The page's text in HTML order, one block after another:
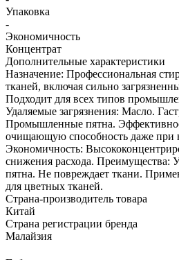
Упаковка
-
Экономичность
Концентрат
Дополнительные характеристики
Назначение: Профессиональная
тканей, включая сильно
Подходит для всех типов
Удаляемые загрязнения: Масло.
Промышленные пятна.
очищающую способность даже при
Экономичность:
снижения расхода. Преимущества:
пятна. Не повреждает ткани.
для цветных тканей.
Страна-производитель товара
Китай
Страна регистрации бренда
Малайзия